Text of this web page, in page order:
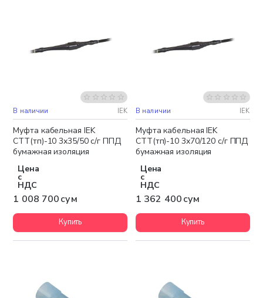
В наличии IEK
Муфта кабельная IEK
СТТ(тп)-10 3х35/50 с/г ППД
бумажная изоляция
Цена
с
НДС
1 008 700 сум
Купить
Бесплатная доставка
В наличии IEK
Муфта кабельная IEK
СТТ(тп)-10 3х70/120 с/г ППД
бумажная изоляция
Цена
с
НДС
1 362 400 сум
Купить